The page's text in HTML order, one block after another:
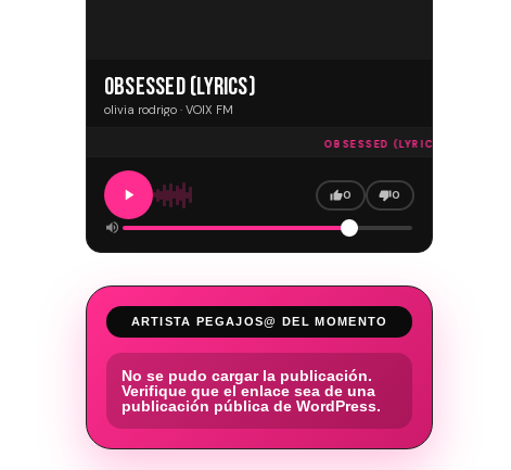
OBSESSED (LYRICS)
olivia rodrigo · VOIX FM
OBSESSED (LYRICS) · VOIX FM
0 0
ARTISTA PEGAJOS@ DEL MOMENTO
No se pudo cargar la publicación.
Verifique que el enlace sea de una
publicación pública de WordPress.